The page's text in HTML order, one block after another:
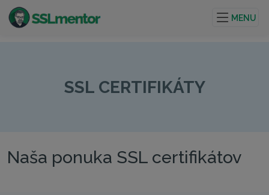
internetové projekty.
MENU
SSL CERTIFIKÁTY
Naša ponuka SSL certifikátov